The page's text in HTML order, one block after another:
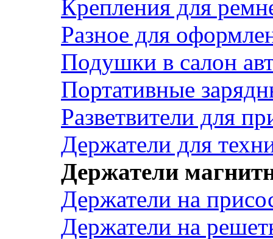
Крепления для
Разное для
Подушки в салон
Портативные
Разветвители для
Держатели для
Держатели
Держатели на
Держатели на